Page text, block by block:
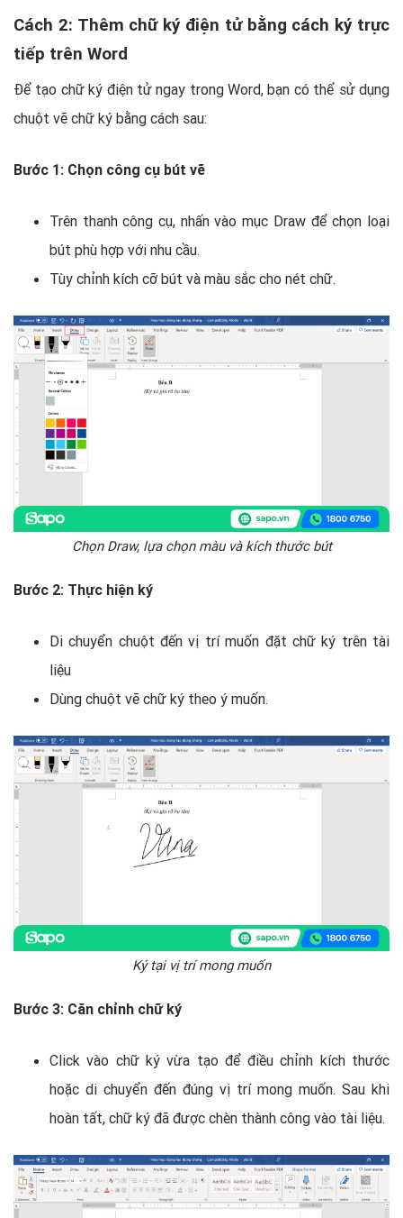
Cách 2: Thêm chữ ký điện tử bằng cách ký trực
tiếp trên Word
Để tạo chữ ký điện tử ngay trong Word, bạn có thể sử dụng
chuột vẽ chữ ký bằng cách sau:
Bước 1: Chọn công cụ bút vẽ
Trên thanh công cụ, nhấn vào mục Draw để chọn loại
bút phù hợp với nhu cầu.
Tùy chỉnh kích cỡ bút và màu sắc cho nét chữ.
Chọn Draw, lựa chọn màu và kích thước bút
Bước 2: Thực hiện ký
Di chuyển chuột đến vị trí muốn đặt chữ ký trên tài
liệu
Dùng chuột vẽ chữ ký theo ý muốn.
Ký tại vị trí mong muốn
Bước 3: Căn chỉnh chữ ký
Click vào chữ ký vừa tạo để điều chỉnh kích thước
hoặc di chuyển đến đúng vị trí mong muốn. Sau khi
hoàn tất, chữ ký đã được chèn thành công vào tài liệu.